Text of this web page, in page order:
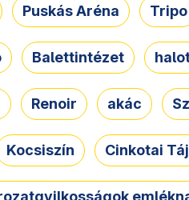
Puskás Aréna Tripo
Balettintézet
Renoir akác
Kocsiszín Cinkotai